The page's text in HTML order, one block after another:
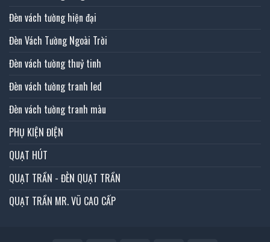
Đèn vách tường hiện đại
Đèn Vách Tường Ngoài Trời
Đèn vách tường thuỷ tinh
Đèn vách tường tranh led
Đèn vách tường tranh màu
PHỤ KIỆN ĐIỆN
QUẠT HÚT
QUẠT TRẦN - ĐÈN QUẠT TRẦN
QUẠT TRẦN MR. VŨ CAO CẤP